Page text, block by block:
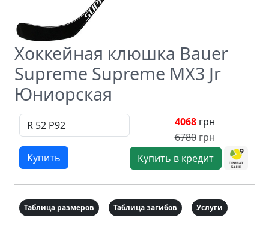
Хоккейная клюшка Bauer
Supreme Supreme MX3 Jr
Юниорская
4068 грн
6780грн
Купить
Купить в кредит
Таблица размеров Таблица загибов Услуги